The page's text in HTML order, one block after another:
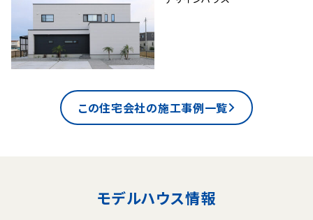
この住宅会社の施工事例一覧
モデルハウス情報